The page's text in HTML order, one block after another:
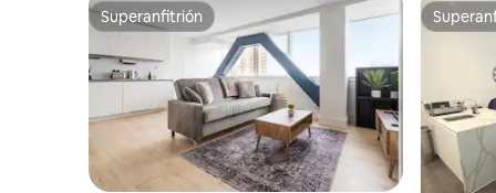
Superanfitrión
Superanfitrión